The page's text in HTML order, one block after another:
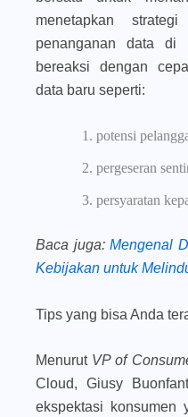
menetapkan
penanganan data di
bereaksi dengan
data baru seperti:
potensi
pergeseran
persyaratan
Baca juga: Mengenal
Kebijakan untuk
Tips yang bisa Anda
Menurut VP of
Cloud, Giusy
ekspektasi konsumen